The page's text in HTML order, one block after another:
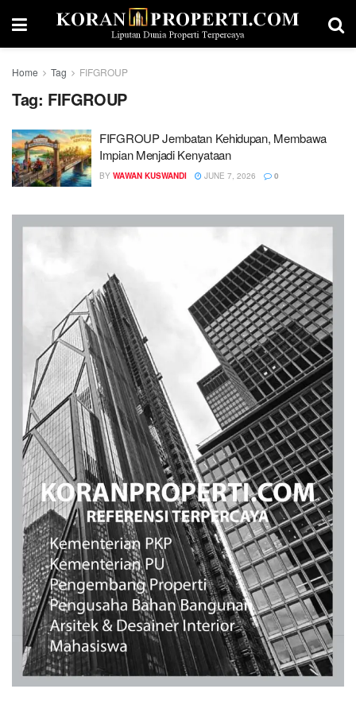
Home Tag FIFGROUP
Tag: FIFGROUP
FIFGROUP Jembatan Kehidupan, Membawa
Impian Menjadi Kenyataan
BY WAWAN KUSWANDI JUNE 7, 2026 0